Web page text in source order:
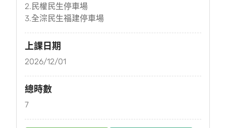
2.民權民生停車場
3.全淙民生福建停車場
上課日期
2026/12/01
總時數
7